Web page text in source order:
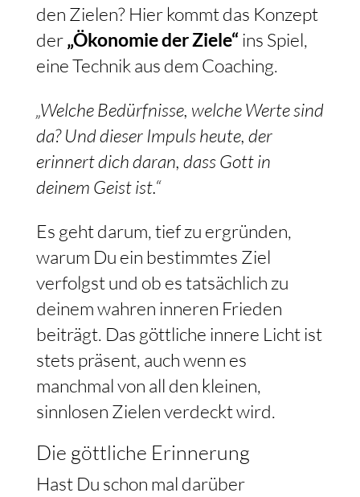
den Zielen? Hier kommt das Konzept
der„Ökonomie der Ziele“ins Spiel,
eine Technik aus dem Coaching.
„Welche Bedürfnisse, welche Werte sind
da? Und dieser Impuls heute, der
erinnert dich daran, dass Gott in
deinem Geist ist.“
Es geht darum, tief zu ergründen,
warum Du ein bestimmtes Ziel
verfolgst und ob es tatsächlich zu
deinem wahren inneren Frieden
beiträgt. Das göttliche innere Licht ist
stets präsent, auch wenn es
manchmal von all den kleinen,
sinnlosen Zielen verdeckt wird.
Die göttliche Erinnerung
Hast Du schon mal darüber